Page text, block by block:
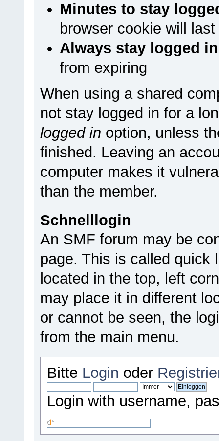
Minutes to stay
browser cookie will
Always stay logged in
from expiring
When using a shared
not stay logged in for a
logged in option, unless
finished. Leaving an
computer makes it
than the member.
Schnelllogin
An SMF forum may be
page. This is called quick
located in the top, left
may place it in different
or cannot be seen, the
from the main menu.
Bitte Login oder
Login with username,